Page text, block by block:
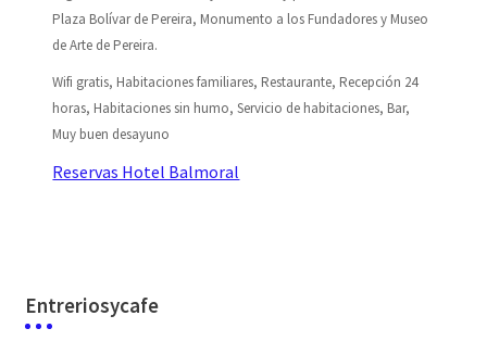
Plaza Bolívar de Pereira, Monumento a los Fundadores y Museo
de Arte de Pereira.
Wifi gratis, Habitaciones familiares, Restaurante, Recepción 24
horas, Habitaciones sin humo, Servicio de habitaciones, Bar,
Muy buen desayuno
Reservas Hotel Balmoral
Entreriosycafe